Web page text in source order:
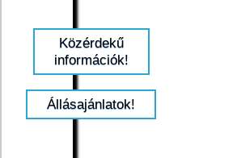
Közérdekű
információk!
Állásajánlatok!